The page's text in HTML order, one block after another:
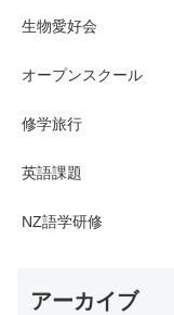
生物愛好会
オープンスクール
修学旅行
英語課題
NZ語学研修
アーカイブ